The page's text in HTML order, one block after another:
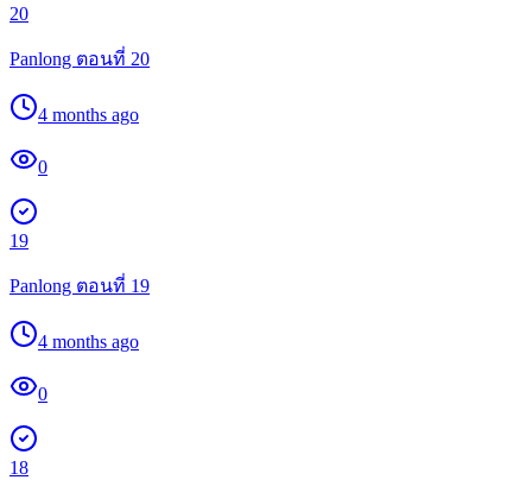
20
Panlong ตอนที่ 20
4 months ago
0
19
Panlong ตอนที่ 19
4 months ago
0
18